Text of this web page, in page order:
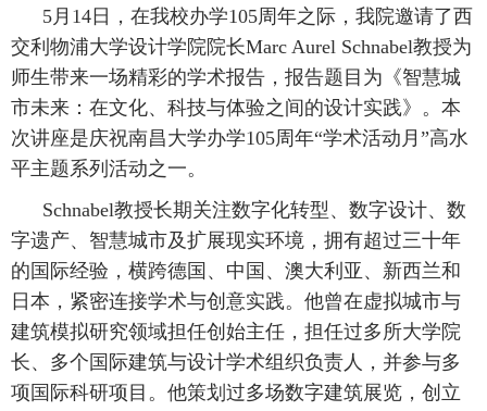
5月14日，在我校办学105周年之际，我院邀请了西
交利物浦大学设计学院院长Marc Aurel Schnabel教授为
师生带来一场精彩的学术报告，报告题目为《智慧城
市未来：在文化、科技与体验之间的设计实践》。本
次讲座是庆祝南昌大学办学105周年“学术活动月”高水
平主题系列活动之一。
Schnabel教授长期关注数字化转型、数字设计、数
字遗产、智慧城市及扩展现实环境，拥有超过三十年
的国际经验，横跨德国、中国、澳大利亚、新西兰和
日本，紧密连接学术与创意实践。他曾在虚拟城市与
建筑模拟研究领域担任创始主任，担任过多所大学院
长、多个国际建筑与设计学术组织负责人，并参与多
项国际科研项目。他策划过多场数字建筑展览，创立